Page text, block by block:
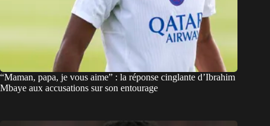
“Maman, papa, je vous aime” : la réponse cinglante d’Ibrahim
Mbaye aux accusations sur son entourage